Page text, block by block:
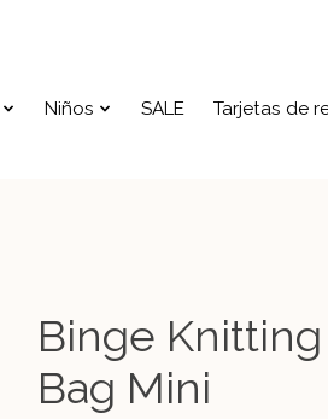
Niños SALE Tarjetas de
Binge
Bag Mini